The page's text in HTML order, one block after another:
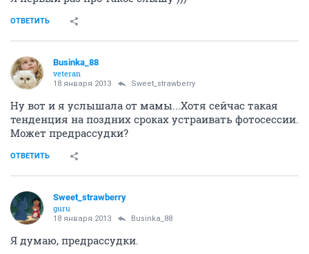
1 ...
Businka_88
18 января 2013 Sweet_strawberry
Первый месяц)) Шесть тестов бракованными-то быть
не могут)))) Может я не так делаю?!)
ОТВЕТИТЬ
Sviti
veteran
18 января 2013 Businka_88
Моему тоже не верилось, он даже радоваться